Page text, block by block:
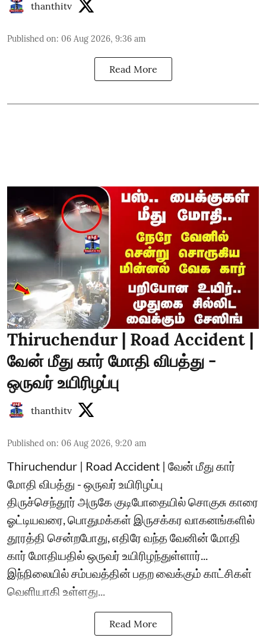
thanthitv
Published on: 06 Aug 2026, 9:36 am
Read More
Thiruchendur | Road Accident |
வேன் மீது கார் மோதி விபத்து -
ஒருவர் உயிரிழப்பு
thanthitv
Published on: 06 Aug 2026, 9:20 am
Thiruchendur | Road Accident | வேன் மீது கார்
மோதி விபத்து - ஒருவர் உயிரிழப்பு
திருச்செந்தூர் அருகே குடிபோதையில் சொகுசு காரை
ஓட்டியவரை, பொதுமக்கள் இருசக்கர வாகனங்களில்
தூரத்தி சென்றபோது, எதிரே வந்த வேனின் மோதி
கார் மோதியதில் ஒருவர் உயிரிழந்துள்ளார்...
இந்நிலையில் சம்பவத்தின் பதற வைக்கும் காட்சிகள்
வெளியாகி உள்ளது...
Read More